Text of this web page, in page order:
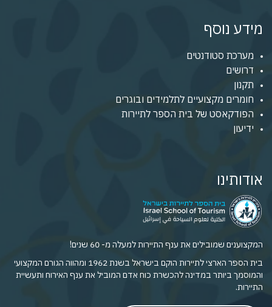
מידע נוסף
מערכת סטודנטים
דרושים
תקנון
חומרים מקצועיים לתלמידים ובוגרים
הפודקאסט של בית הספר לתיירות
ידיעון
אודותינו
המקצוענים שמובילים את ענף התיירות למעלה מ- 60 שנים!
בית הספר הארצי לתיירות הוקם בישראל בשנת 1962 ומהווה הגורם המקצועי
והמוסמך ביותר במדינה להכשרת כוח אדם המוביל את ענף האירוח ותעשיית
התיירות.